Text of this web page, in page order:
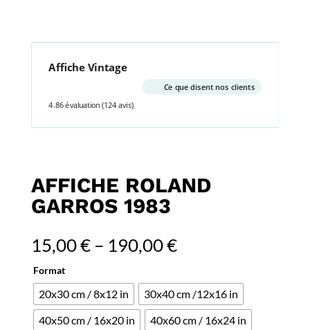
Affiche Vintage
Ce que disent nos clients
4.86 évaluation (124 avis)
AFFICHE ROLAND
GARROS 1983
15,00€– 190,00€
Format
20x30 cm / 8x12 in
30x40 cm /12x16 in
40x50 cm / 16x20 in
40x60 cm / 16x24 in